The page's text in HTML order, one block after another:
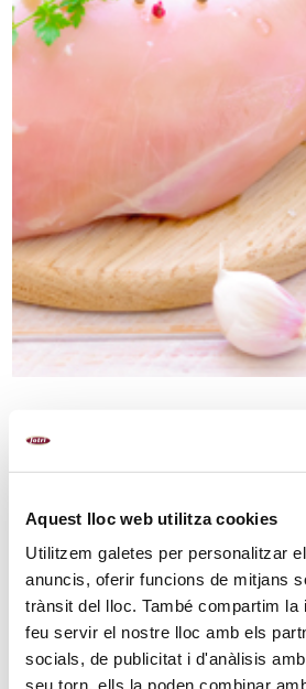
Aquest lloc web utilitza cookies
Utilitzem galetes per personalitzar
anuncis, oferir funcions de mitjans
trànsit del lloc. També compartim la
feu servir el nostre lloc amb els
socials, de publicitat i d'anàlisis
seu torn, ells la poden combinar